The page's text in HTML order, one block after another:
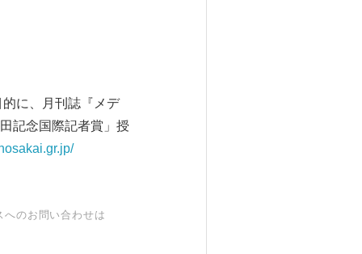
に、月刊誌『メデ
記念国際記者賞」授
のお問い合わせは